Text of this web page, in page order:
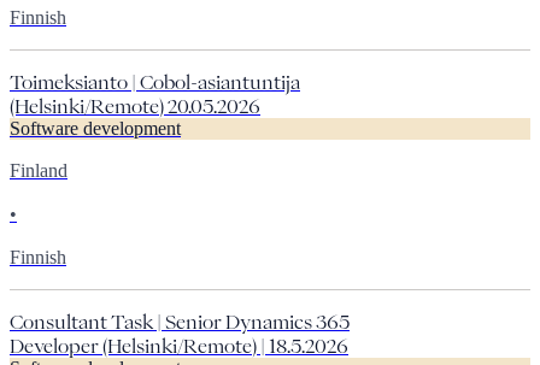
Finnish
Toimeksianto | Cobol-asiantuntija
(Helsinki/Remote) 20.05.2026
Software development
Finland
•
Finnish
Consultant Task | Senior Dynamics 365
Developer (Helsinki/Remote) | 18.5.2026